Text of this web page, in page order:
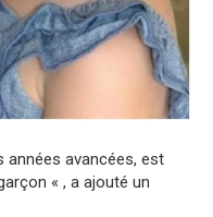
années avancées, est
« , a ajouté un